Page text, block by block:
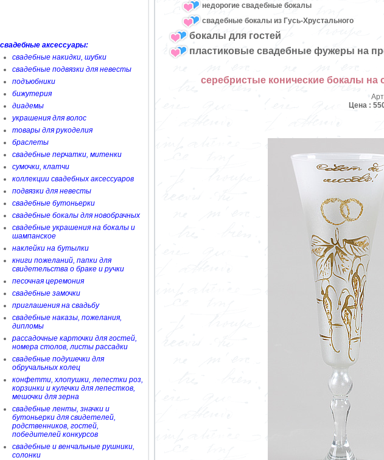
свадебные аксессуары:
свадебные накидки, шубки
свадебные подвязки для невесты
подъюбники
бижутерия
диадемы
украшения для волос
товары для рукоделия
браслеты
свадебные перчатки, митенки
сумочки, клатчи
коллекции свадебных аксессуаров
подвязки для невесты
свадебные бутоньерки
свадебные бокалы для новобрачных
свадебные украшения на бокалы и
шампанское
наклейки на бутылки
книги пожеланий, папки для
свидетельства о браке и ручки
песочная церемония
свадебные замочки
приглашения на свадьбу
свадебные наказы, пожелания,
дипломы
рассадочные карточки для гостей,
номера столов, листы рассадки
свадебные подушечки для
обручальных колец
конфетти, хлопушки, лепестки роз,
корзинки и кулечки для лепестков,
мешочки для зерна
свадебные ленты, значки и
бутоньерки для свидетелей,
родственников, гостей,
победителей конкурсов
свадебные и венчальные рушники,
солонки
недорогие свадебные бокалы
свадебные бокалы из Гусь-Хрустального
бокалы для гостей
пластиковые свадебные фужеры на
серебристые конические бокалы
Цена :